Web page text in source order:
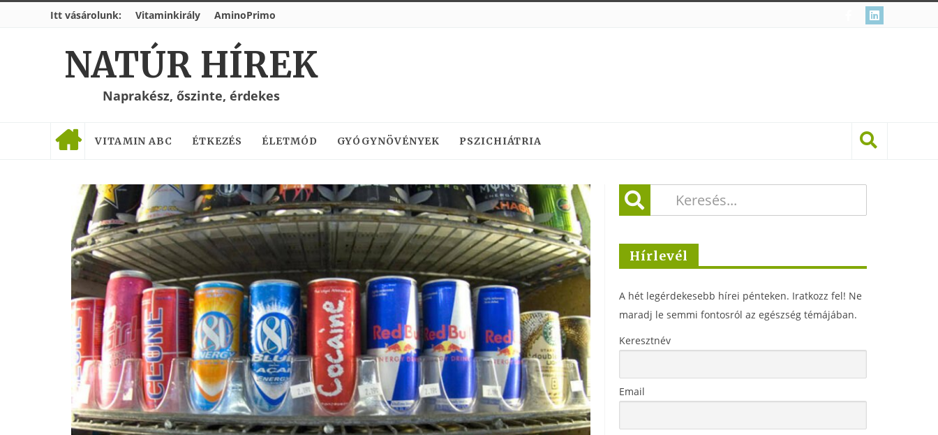
Itt vásárolunk: Vitaminkirály AminoPrimo
NATÚR HÍREK
Naprakész, őszinte, érdekes
VITAMIN ABC ÉTKEZÉS ÉLETMÓD GYÓGYNÖVÉNYEK PSZICHIÁTRIA
Hírlevél
A hét legérdekesebb hírei pénteken. Iratkozz fel! Ne
maradj le semmi fontosról az egészség témájában.
Keresztnév
Email